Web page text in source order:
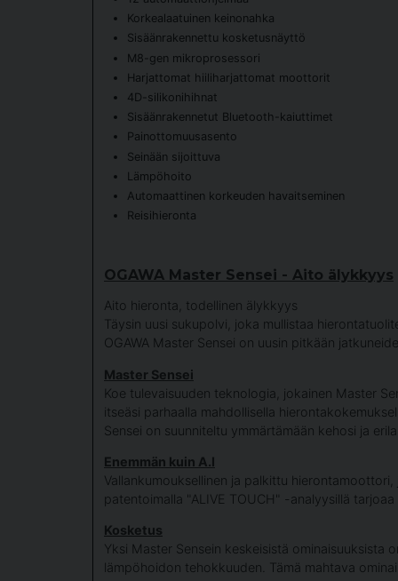
Korkealaatuinen keinonahka
Sisäänrakennettu kosketusnäyttö
M8-gen mikroprosessori
Harjattomat hiiliharjattomat moottorit
4D-silikonihihnat
Sisäänrakennetut Bluetooth-kaiuttimet
Painottomuusasento
Seinään sijoittuva
Lämpöhoito
Automaattinen korkeuden havaitseminen
Reisihieronta
OGAWA Master Sensei - Aito älykkyys
Aito hieronta, todellinen älykkyys
Täysin uusi sukupolvi, joka mullistaa
OGAWA Master Sensei on uusin pitkään
Master Sensei
Koe tulevaisuuden teknologia, jokainen Master
itseäsi parhaalla mahdollisella
Sensei on suunniteltu ymmärtämään kehosi ja
Enemmän kuin A.I
Vallankumouksellinen ja palkittu
patentoimalla "ALIVE TOUCH" -analyysillä
Kosketus
Yksi Master Sensein keskeisistä ominaisuuksista
lämpöhoidon tehokkuuden. Tämä mahtava